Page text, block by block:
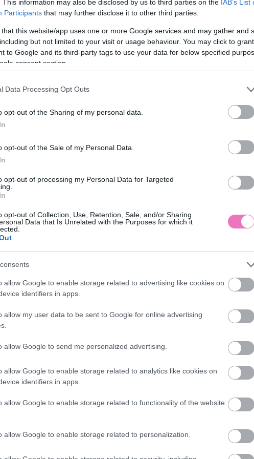
This information may also be disclosed by us to third parties on the IAB’s List
Participants that may further disclose it to other third parties.
that this website/app uses one or more Google services and may gather and
but not limited to your visit or usage behaviour. You may click to
to Google and its third-party tags to use your data for below specified
consent section.
Data Processing Opt Outs
opt-out of the Sharing of my personal data.
opt-out of the Sale of my Personal Data.
opt-out of processing my Personal Data for Targeted
opt-out of Collection, Use, Retention, Sale, and/or Sharing
Data that Is Unrelated with the Purposes for which it
allow Google to enable storage related to advertising like cookies on
identifiers in apps.
allow my user data to be sent to Google for online advertising
allow Google to send me personalized advertising.
allow Google to enable storage related to analytics like cookies on
identifiers in apps.
allow Google to enable storage related to functionality of the website
allow Google to enable storage related to personalization.
Feliratkozom
Azadatkezelési tájékoztatótmegismertem. A hozzájárulásom bármikor
amiket megbántál
vagyunk folyamatosan a múlton rágódni;
másképp, hogy ne így alakuljanak a dolgok.
elkerülni a fájdalmas befejezést – pedig
vezet – elvégre amikor visszatekintesz a
És így nem túl könnyű továbblépni, igaz?
lévő pozitív dolgokra!
10 percet engedsz meg magadnak a
szabadon kifejezheted az érzéseidet, de mégsem
a mélybe.
legnagyobb hibáját követtük el valamikor a
most nem lennénk ennyire magunk alatt.